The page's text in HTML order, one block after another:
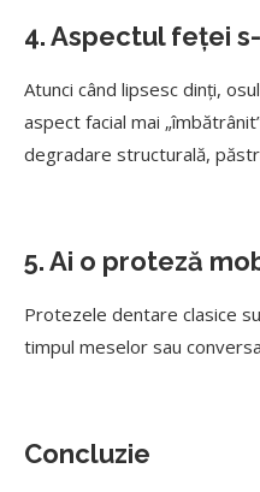
4. Aspectul feței
Atunci când lipsesc dinți,
aspect facial mai
degradare structurală,
5. Ai o proteză
Protezele dentare clasice
timpul meselor sau
Concluzie